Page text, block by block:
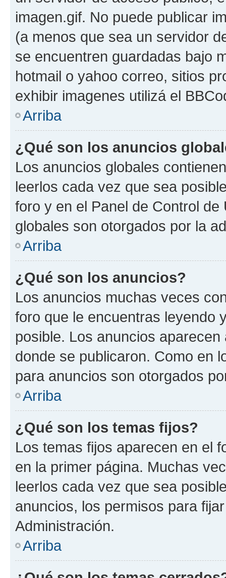
imagen.gif. No puede publicar
(a menos que sea un servidor
se encuentren guardadas bajo
hotmail o yahoo correo, sitios
exhibir imagenes utilizá el
Arriba
¿Qué son los anuncios
Los anuncios globales
leerlos cada vez que sea
foro y en el Panel de Control
globales son otorgados por la
Arriba
¿Qué son los anuncios?
Los anuncios muchas veces
foro que le encuentras leyendo
posible. Los anuncios
donde se publicaron. Como en
para anuncios son otorgados
Arriba
¿Qué son los temas fijos?
Los temas fijos aparecen en el
en la primer página. Muchas
leerlos cada vez que sea
anuncios, los permisos para
Administración.
Arriba